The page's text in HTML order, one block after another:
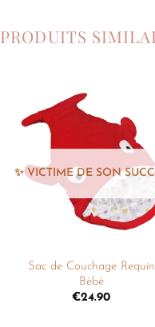
PRODUITS
liste
Sac de Couchage Requin
Bébé
€24.90